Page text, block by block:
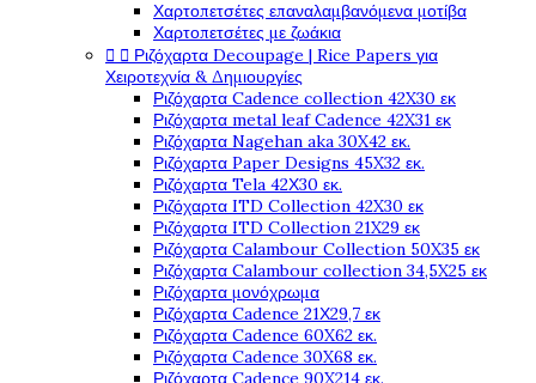
Χαρτοπετσέτες επαναλαμβανόμενα μοτίβα
Χαρτοπετσέτες με ζωάκια
  Ριζόχαρτα Decoupage | Rice Papers για
Χειροτεχνία & Δημιουργίες
Ριζόχαρτα Cadence collection 42X30 εκ
Ριζόχαρτα metal leaf Cadence 42X31 εκ
Ριζόχαρτα Nagehan aka 30X42 εκ.
Ριζόχαρτα Paper Designs 45X32 εκ.
Ριζόχαρτα Tela 42Χ30 εκ.
Ριζόχαρτα ITD Collection 42X30 εκ
Ριζόχαρτα ITD Collection 21X29 εκ
Ριζόχαρτα Calambour Collection 50X35 εκ
Ριζόχαρτα Calambour collection 34,5X25 εκ
Ριζόχαρτα μονόχρωμα
Ριζόχαρτα Cadence 21Χ29,7 εκ
Ριζόχαρτα Cadence 60X62 εκ.
Ριζόχαρτα Cadence 30X68 εκ.
Ριζόχαρτα Cadence 90X214 εκ.